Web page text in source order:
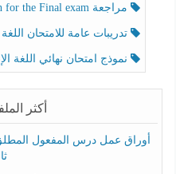
مراجعة Preparation for the Final exam اللغة الإنجليزية الصف الرابع الفصل الثالث
تدريبات عامة للامتحان اللغة
نموذج امتحان نهائي اللغة
أكثر
أوراق عمل درس المفعول